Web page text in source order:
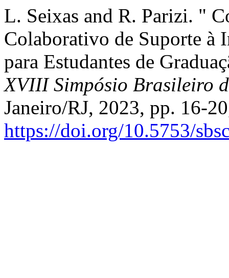
L. Seixas and R. Parizi. "
Colaborativo de Suporte à
para Estudantes de
XVIII Simpósio Brasileiro
Janeiro/RJ, 2023, pp. 16-
https://doi.org/10.5753/